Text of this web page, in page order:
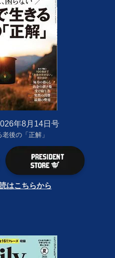
年8月14日号
後の「正解」
はこちらから